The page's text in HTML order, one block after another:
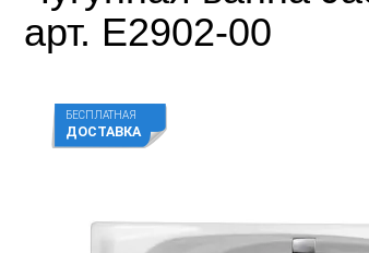
арт. E2902-00
БЕСПЛАТНАЯ
ДОСТАВКА